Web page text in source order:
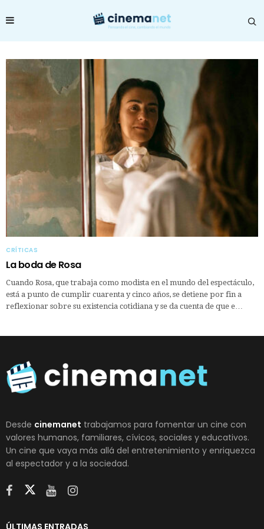
CRÍTICAS
La boda de Rosa
Cuando Rosa, que trabaja como modista en el mundo del espectáculo,
está a punto de cumplir cuarenta y cinco años, se detiene por fin a
reflexionar sobre su existencia cotidiana y se da cuenta de que e…
Desde cinemanet trabajamos para fomentar un cine con
valores humanos, familiares, cívicos, sociales y educativos.
Un cine que vaya más allá del entretenimiento y enriquezca
al espectador y a la sociedad.
ÚLTIMAS ENTRADAS